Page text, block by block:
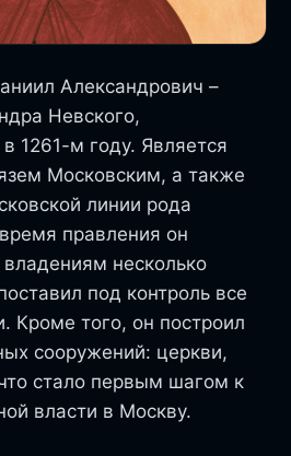
Александрович –
Невского,
1261-м году. Является
Московским, а также
линии рода
правления он
несколько
под контроль все
Кроме того, он построил
сооружений: церкви,
стало первым шагом к
власти в Москву.